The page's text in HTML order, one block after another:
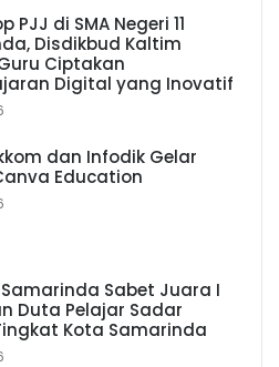
PJJ di SMA Negeri 11
Disdikbud Kaltim
Ciptakan
Digital yang Inovatif
dan Infodik Gelar
Education
Samarinda Sabet Juara I
Duta Pelajar Sadar
Kota Samarinda